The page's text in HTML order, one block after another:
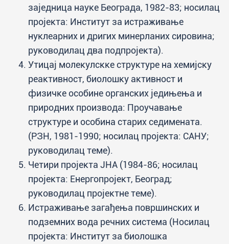
заједница науке Београда, 1982-83; носилац
пројекта: Институт за истраживање
нуклеарних и дригих минерланих сировина;
руководилац два подпројекта).
Утицај молекулскке структуре на хемијску
реактивност, биолошку активност и
физичке особине органских једињења и
природних производа: Проучавање
структуре и особина старих седимената.
(РЗН, 1981-1990; носилац пројекта: САНУ;
руководилац теме).
Четири пројекта ЈНА (1984-86; носилац
пројекта: Енергопројект, Београд;
руководилац пројектне теме).
Истраживање загађења површинских и
подземних вода речних система (Носилац
пројекта: Институт за биолошка